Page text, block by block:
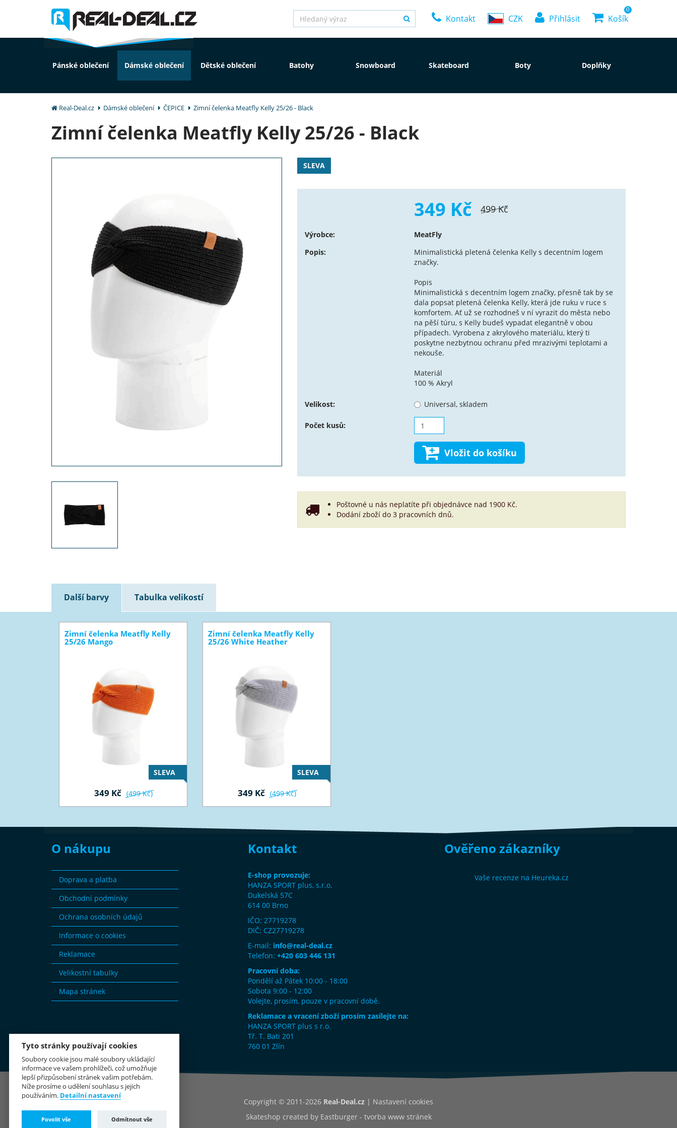
Kontakt CZK Přihlásit
0
Košík
Pánské oblečení Dámské oblečení Dětské oblečení Batohy Snowboard Skateboard Boty Doplňky
Real-Deal.cz Dámské oblečení ČEPICE Zimní čelenka Meatfly Kelly 25/26 - Black
Zimní čelenka Meatfly Kelly 25/26 - Black
SLEVA
349 Kč 499 Kč
Výrobce:
MeatFly
Popis:
Minimalistická pletená čelenka Kelly s decentním logem
značky.
Popis
Minimalistická s decentním logem značky, přesně tak by se
dala popsat pletená čelenka Kelly, která jde ruku v ruce s
komfortem. Ať už se rozhodneš v ní vyrazit do města nebo
na pěší túru, s Kelly budeš vypadat elegantně v obou
případech. Vyrobena z akrylového materiálu, který ti
poskytne nezbytnou ochranu před mrazivými teplotami a
nekouše.
Materiál
100 % Akryl
Velikost: Universal, skladem
Počet kusů:
Vložit do košíku
Poštovné u nás neplatíte při objednávce nad 1900 Kč.
Dodání zboží do 3 pracovních dnů.
Další barvy Tabulka velikostí
Zimní čelenka Meatfly Kelly
25/26 Mango
SLEVA
349 Kč (499 Kč)
Zimní čelenka Meatfly Kelly
25/26 White Heather
SLEVA
349 Kč (499 Kč)
O nákupu
Doprava a platba
Obchodní podmínky
Ochrana osobních údajů
Informace o cookies
Reklamace
Velikostní tabulky
Mapa stránek
Kontakt
E-shop provozuje:
HANZA SPORT plus, s.r.o.
Dukelská 57C
614 00 Brno
IČO: 27719278
DIČ: CZ27719278
E-mail: info@real-deal.cz
Telefon: +420 603 446 131
Pracovní doba:
Pondělí až Pátek 10:00 - 18:00
Sobota 9:00 - 12:00
Volejte, prosím, pouze v pracovní době.
Reklamace a vracení zboží prosím zasílejte na:
HANZA SPORT plus s r.o.
Tř. T. Bati 201
760 01 Zlín
Ověřeno zákazníky
Vaše recenze na Heureka.cz
Copyright © 2011-2026 Real-Deal.cz | Nastavení cookies
Skateshop created by Eastburger - tvorba www stránek
Tyto stránky používají cookies
Soubory cookie jsou malé soubory ukládající
informace ve vašem prohlížeči, což umožňuje
lepší přizpůsobení stránek vašim potřebám.
Níže prosíme o udělení souhlasu s jejich
používáním. Detailní nastavení
Povolit vše Odmítnout vše